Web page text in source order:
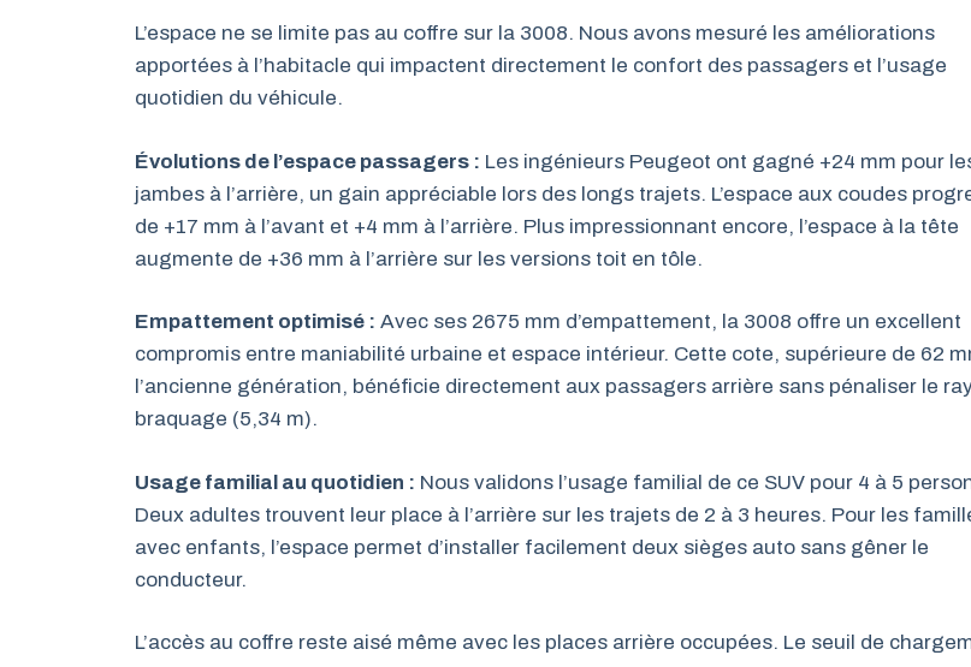
L’espace ne se limite pas au coffre sur la 3008. Nous avons mesuré les améliorations
apportées à l’habitacle qui impactent directement le confort des passagers et l’usage
quotidien du véhicule.
Évolutions de l’espace passagers : Les ingénieurs Peugeot ont gagné +24 mm pour
jambes à l’arrière, un gain appréciable lors des longs trajets. L’espace aux coudes
de +17 mm à l’avant et +4 mm à l’arrière. Plus impressionnant encore, l’espace à la tête
augmente de +36 mm à l’arrière sur les versions toit en tôle.
Empattement optimisé : Avec ses 2675 mm d’empattement, la 3008 offre un excellent
compromis entre maniabilité urbaine et espace intérieur. Cette cote, supérieure de 62
l’ancienne génération, bénéficie directement aux passagers arrière sans pénaliser le
braquage (5,34 m).
Usage familial au quotidien : Nous validons l’usage familial de ce SUV pour 4 à 5
Deux adultes trouvent leur place à l’arrière sur les trajets de 2 à 3 heures. Pour les
avec enfants, l’espace permet d’installer facilement deux sièges auto sans gêner le
conducteur.
L’accès au coffre reste aisé même avec les places arrière occupées. Le seuil de